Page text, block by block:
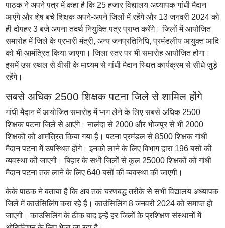
पाठक ने अपने पत्र में कहा है कि 25 हजार विद्यालय अध्यापक गांधी मैदान
आएंगे और शेष बचे शिक्षक अपने-अपने जिलों में रहेंगे और 13 जनवरी 2024 को
ही दोपहर 3 बजे अपना तदर्थ नियुक्ति पत्र प्राप्त करेंगे। जिलों में आयोजित
समारोह में जिले के प्रभारी मंत्री, अन्य जनप्रतिनिधि, प्रमंडलीय आयुक्त आदि
को भी आमंत्रित किया जाएगा। जिला स्तर पर भी समारोह आयोजित होगा।
इसमें उस स्थल से वीसी के माध्यम से गांधी मैदान स्थित कार्यक्रम से सीधे जुड़े
रहेंगे।
सबसे अधिक 2500 शिक्षक पटना जिले से शामिल होंगे
गांधी मैदान में आयोजित समारोह में भाग लेने के लिए सबसे अधिक 2500
शिक्षक पटना जिले से आएंगे। नालंदा से 2000 और भोजपुर से भी 2000
शिक्षकों को आमंत्रित किया गया है। पटना प्रमंडल से 8500 शिक्षक गांधी
मैदान पटना में उपस्थित होंगे। इनको लाने के लिए विभाग द्वारा 196 बसों की
व्यवस्था की जाएगी। बिहार के सभी जिलों से कुल 25000 शिक्षकों को गांधी
मैदान पटना तक लाने के लिए 640 बसों की व्यवस्था की जाएगी।
केके पाठक ने बताया है कि अब तक चरणबद्ध तरीके से सभी विद्यालय अध्यापक
जिले में काउंसिलिंग करा रहे हैं। काउंसिलिंग 8 जनवरी 2024 को समाप्त हो
जाएगी। काउंसिलिंग के ठीक बाद इन्हें हर जिलों के प्रशिक्षण संस्थानों में